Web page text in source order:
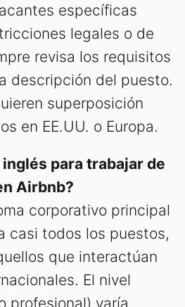
específicas
legales o de
revisa los requisitos
descripción del puesto.
superposición
en EE.UU. o Europa.
para trabajar de
Airbnb?
corporativo principal
casi todos los puestos,
que interactúan
El nivel
profesional) varía